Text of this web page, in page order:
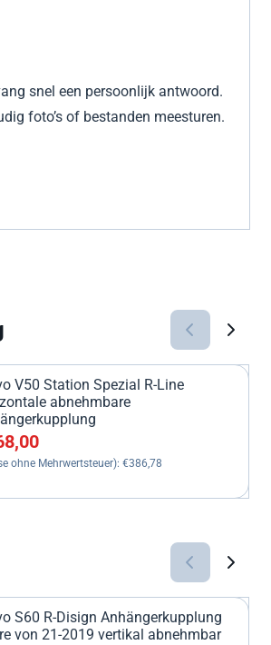
snel een persoonlijk antwoord.
foto’s of bestanden meesturen.
V50 Station Spezial R-Line
abnehmbare
468,00, ohne MwSt.: 386,78
ohne Mehrwertsteuer): €386,78
S60 R-Disign Anhängerkupplung
von 21-2019 vertikal abnehmbar